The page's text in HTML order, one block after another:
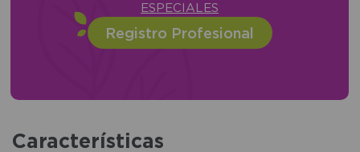
ESPECIALES
Registro Profesional
Características